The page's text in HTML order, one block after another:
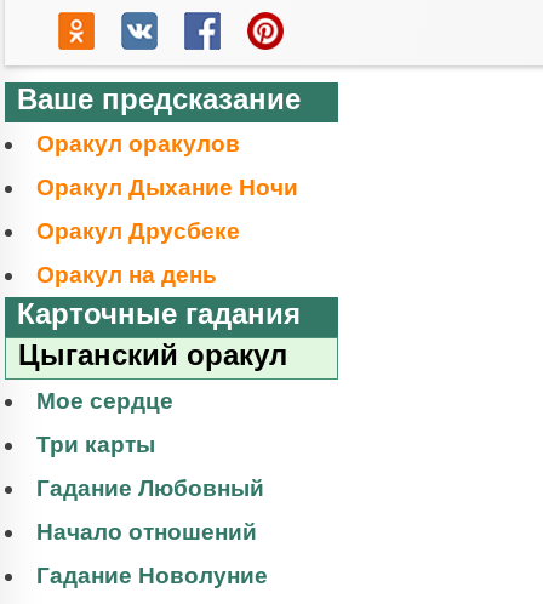
Ваше предсказание
Оракул оракулов
Оракул Дыхание Ночи
Оракул Друсбеке
Оракул на день
Карточные гадания
Цыганский оракул
Мое сердце
Три карты
Гадание Любовный
Начало отношений
Гадание Новолуние